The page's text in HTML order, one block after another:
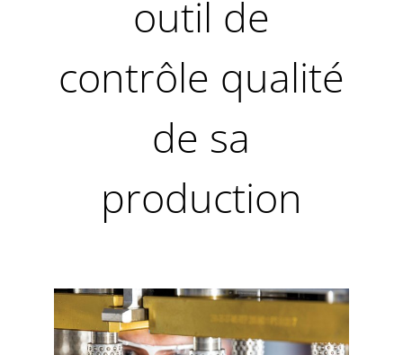
outil de
contrôle qualité
de sa
production